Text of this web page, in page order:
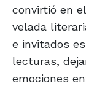
convirtió en
velada
e invitados
lecturas,
emociones